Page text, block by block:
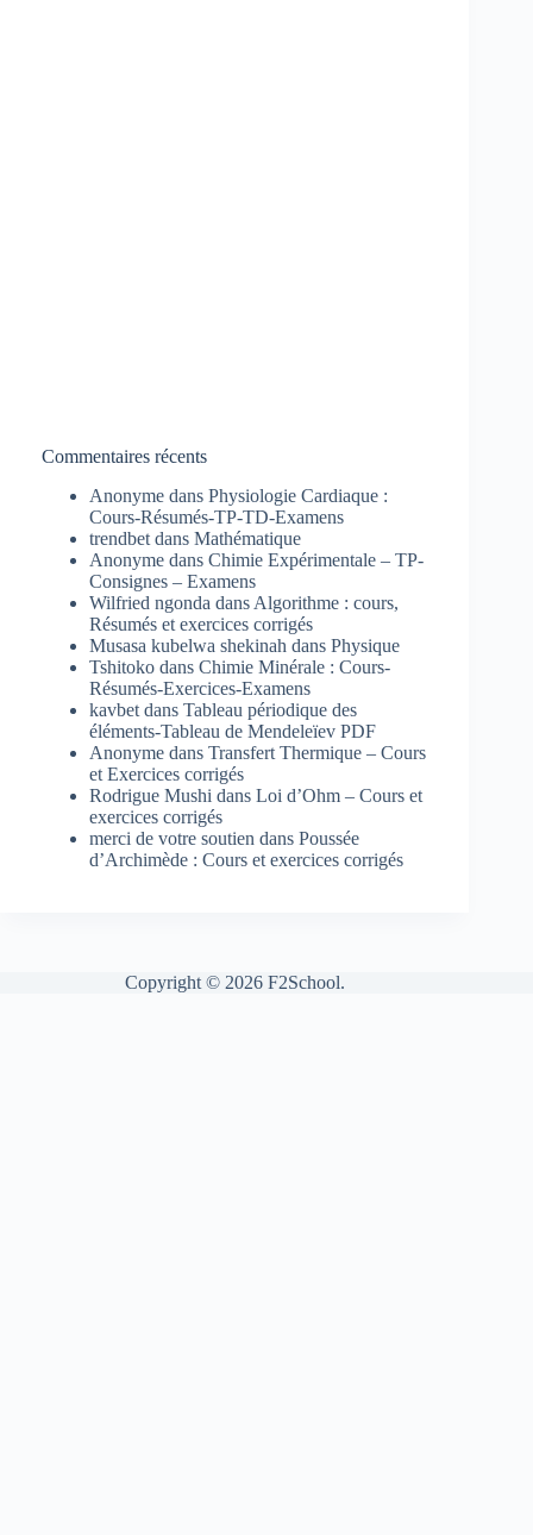
Commentaires récents
Anonyme dans Physiologie Cardiaque :
Cours-Résumés-TP-TD-Examens
trendbet dans Mathématique
Anonyme dans Chimie Expérimentale – TP-
Consignes – Examens
Wilfried ngonda dans Algorithme : cours,
Résumés et exercices corrigés
Musasa kubelwa shekinah dans Physique
Tshitoko dans Chimie Minérale : Cours-
Résumés-Exercices-Examens
kavbet dans Tableau périodique des
éléments-Tableau de Mendeleïev PDF
Anonyme dans Transfert Thermique – Cours
et Exercices corrigés
Rodrigue Mushi dans Loi d’Ohm – Cours et
exercices corrigés
merci de votre soutien dans Poussée
d’Archimède : Cours et exercices corrigés
Copyright © 2026 F2School.